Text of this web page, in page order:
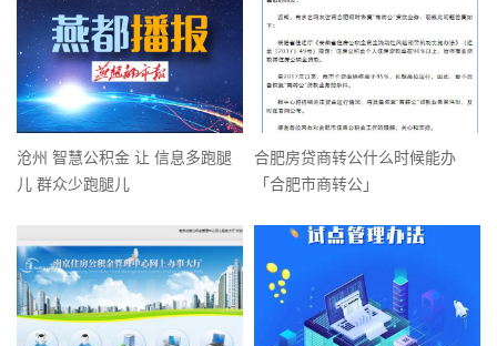
沧州 智慧公积金 让 信息多跑腿
儿 群众少跑腿儿
合肥房贷商转公什么时候能办
「合肥市商转公」